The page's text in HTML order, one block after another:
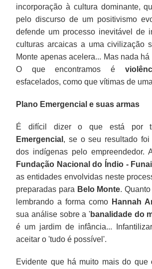
incorporação à cultura dominante,
pelo discurso de um positivismo
defende um processo inevitável de
culturas arcaicas a uma civilização
Monte apenas acelera... Mas nada
O que encontramos é
esfacelados, como que vítimas de
Plano Emergencial e suas armas
É difícil dizer o que está por
Emergencial , se o seu resultado foi
dos indígenas pelo empreendedor.
Fundação Nacional do Índio - Funai
as entidades envolvidas neste
preparadas para Belo Monte.
lembrando a forma como Hannah
sua análise sobre a 'banalidade do
é um jardim de infância...
aceitar o 'tudo é possível'.
Evidente que há muito mais do que